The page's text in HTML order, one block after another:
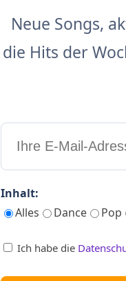
Neue Songs,
die Hits der
Inhalt:
Alles
Dance Pop
Ich habe die